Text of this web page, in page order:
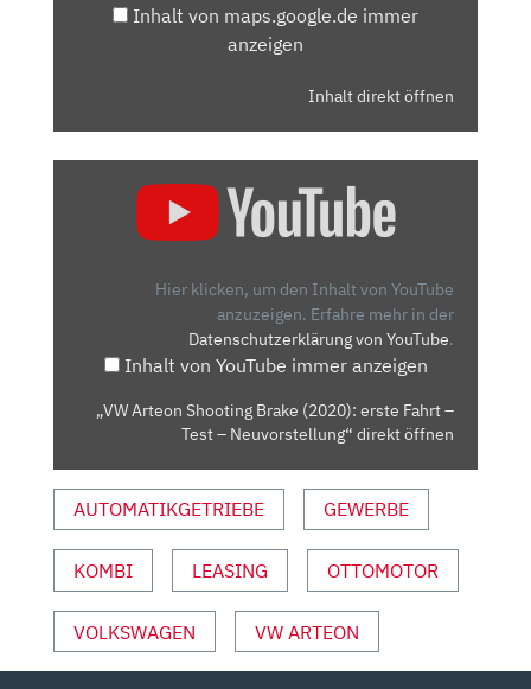
Inhalt von maps.google.de immer
anzeigen
Inhalt direkt öffnen
SHOOTING
VON
YOUTUBE
Hier klicken, um den Inhalt von YouTube
anzuzeigen. Erfahre mehr in der
Datenschutzerklärung von YouTube.
Inhalt von YouTube immer anzeigen
„VW Arteon Shooting Brake (2020): erste Fahrt –
Test – Neuvorstellung“ direkt öffnen
AUTOMATIKGETRIEBE GEWERBE
KOMBI LEASING OTTOMOTOR
VOLKSWAGEN VW ARTEON